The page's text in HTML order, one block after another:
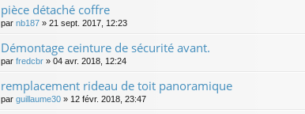
pièce détaché coffre
par nb187 » 21 sept. 2017, 12:23
Démontage ceinture de sécurité avant.
par fredcbr » 04 avr. 2018, 12:24
remplacement rideau de toit panoramique
par guillaume30 » 12 févr. 2018, 23:47